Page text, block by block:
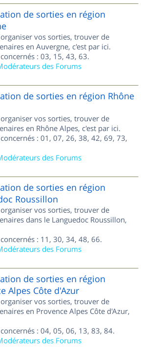
de sorties en région
vos sorties, trouver de
en Auvergne, c'est par ici.
: 03, 15, 43, 63.
des Forums
de sorties en région Rhône
vos sorties, trouver de
en Rhône Alpes, c'est par ici.
: 01, 07, 26, 38, 42, 69, 73,
des Forums
de sorties en région
Roussillon
vos sorties, trouver de
dans le Languedoc Roussillon,
: 11, 30, 34, 48, 66.
des Forums
de sorties en région
Alpes Côte d'Azur
vos sorties, trouver de
en Provence Alpes Côte d'Azur,
: 04, 05, 06, 13, 83, 84.
des Forums